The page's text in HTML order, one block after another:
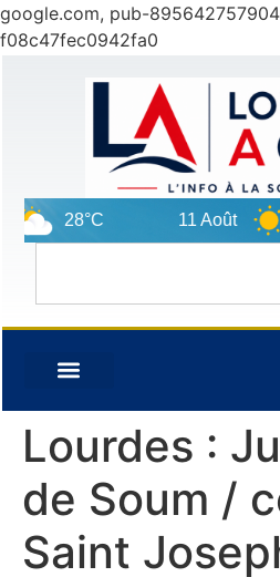
google.com, pub-
f08c47fec0942fa0
28°C 11 Août
Lourdes :
de Soum /
Saint